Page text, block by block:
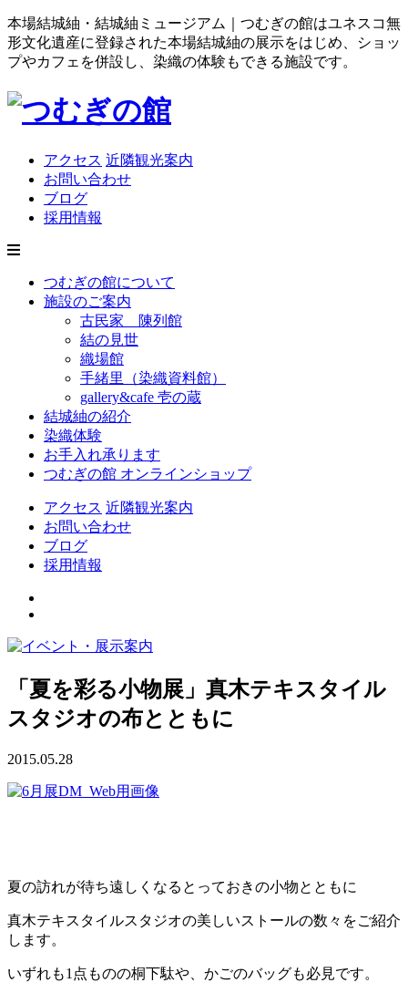
本場結城紬・結城紬ミュージアム｜つむぎの館はユネスコ無
形文化遺産に登録された本場結城紬の展示をはじめ、ショッ
プやカフェを併設し、染織の体験もできる施設です。
アクセス 近隣観光案内
お問い合わせ
ブログ
採用情報
つむぎの館について
施設のご案内
古民家 陳列館
結の見世
織場館
手緒里（染織資料館）
gallery&cafe 壱の蔵
結城紬の紹介
染織体験
お手入れ承ります
つむぎの館 オンラインショップ
アクセス 近隣観光案内
お問い合わせ
ブログ
採用情報
「夏を彩る小物展」真木テキスタイル
スタジオの布とともに
2015.05.28
夏の訪れが待ち遠しくなるとっておきの小物とともに
真木テキスタイルスタジオの美しいストールの数々をご紹介
します。
いずれも1点ものの桐下駄や、かごのバッグも必見です。